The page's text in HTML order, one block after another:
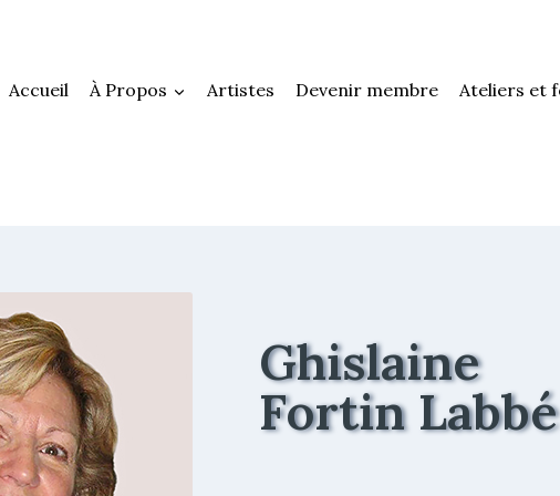
Accueil À Propos Artistes Devenir membre Ateliers et
Ghislaine
Fortin Labbé